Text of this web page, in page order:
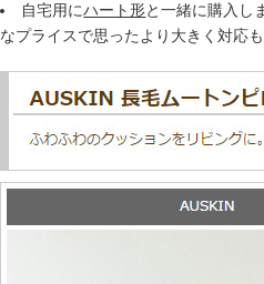
自宅用にハート形と一緒に購入し
なプライスで思ったより大きく対応